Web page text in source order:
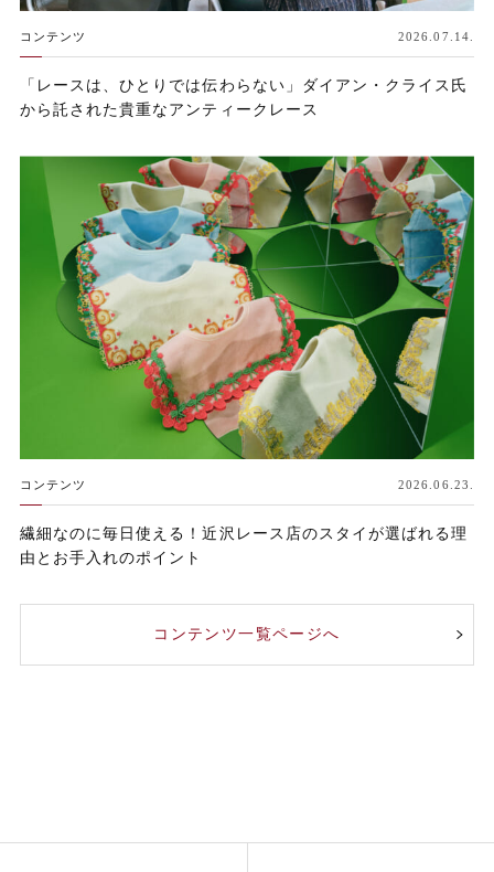
コンテンツ 2026.07.14.
「レースは、ひとりでは伝わらない」ダイアン・クライス氏
から託された貴重なアンティークレース
コンテンツ 2026.06.23.
繊細なのに毎日使える！近沢レース店のスタイが選ばれる理
由とお手入れのポイント
コンテンツ一覧ページへ